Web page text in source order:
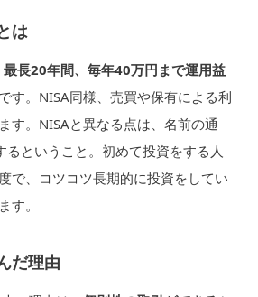
は
長20年間、毎年40万円まで運用益
す。NISA同様、売買や保有による利
す。NISAと異なる点は、名前の通
るということ。初めて投資をする人
で、コツコツ長期的に投資をしてい
す。
だ理由